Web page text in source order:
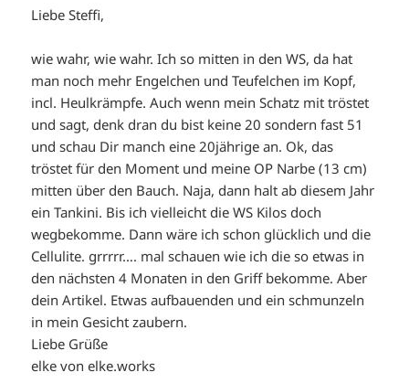
Liebe Steffi,
wie wahr, wie wahr. Ich so mitten in den WS, da hat
man noch mehr Engelchen und Teufelchen im Kopf,
incl. Heulkrämpfe. Auch wenn mein Schatz mit tröstet
und sagt, denk dran du bist keine 20 sondern fast 51
und schau Dir manch eine 20jährige an. Ok, das
tröstet für den Moment und meine OP Narbe (13 cm)
mitten über den Bauch. Naja, dann halt ab diesem Jahr
ein Tankini. Bis ich vielleicht die WS Kilos doch
wegbekomme. Dann wäre ich schon glücklich und die
Cellulite. grrrrr…. mal schauen wie ich die so etwas in
den nächsten 4 Monaten in den Griff bekomme. Aber
dein Artikel. Etwas aufbauenden und ein schmunzeln
in mein Gesicht zaubern.
Liebe Grüße
elke von elke.works